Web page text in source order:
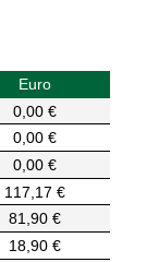
Euro
0,00 €
0,00 €
0,00 €
117,17 €
81,90 €
18,90 €